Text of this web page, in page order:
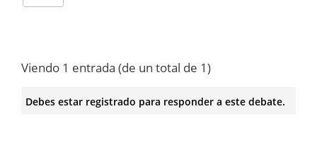
Viendo 1 entrada (de un total de 1)
Debes estar registrado para responder a este debate.